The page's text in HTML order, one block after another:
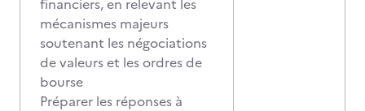
financiers, en relevant les
mécanismes majeurs
soutenant les négociations
de valeurs et les ordres de
bourse
Préparer les réponses à